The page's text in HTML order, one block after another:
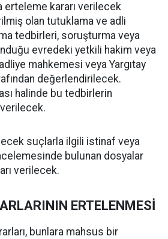
erteleme kararı verilecek
olan tutuklama ve adli
tedbirleri, soruşturma veya
evredeki yetkili hakim veya
mahkemesi veya Yargıtay
değerlendirilecek.
halinde bu tedbirlerin
verilecek.
suçlarla ilgili istinaf veya
bulunan dosyalar
verilecek.
ERTELENMESİ
bunlara mahsus bir